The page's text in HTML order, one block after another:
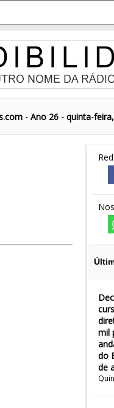
- Ano 26 - quinta-
mil
do
de